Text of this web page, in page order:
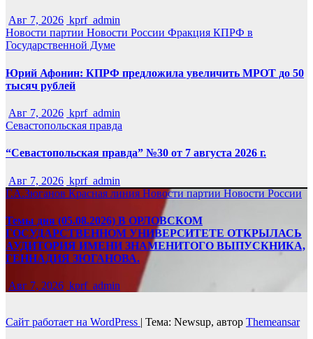
Авг 7, 2026 kprf_admin
Новости партии Новости России Фракция КПРФ в
Государственной Думе
Юрий Афонин: КПРФ предложила увеличить МРОТ до 50
тысяч рублей
Авг 7, 2026 kprf_admin
Севастопольская правда
“Севастопольская правда” №30 от 7 августа 2026 г.
Авг 7, 2026 kprf_admin
Г.А.Зюганов Красная линия Новости партии Новости России
Темы дня (05.08.2026) В ОРЛОВСКОМ
ГОСУДАРСТВЕННОМ УНИВЕРСИТЕТЕ ОТКРЫЛАСЬ
АУДИТОРИЯ ИМЕНИ ЗНАМЕНИТОГО ВЫПУСКНИКА,
ГЕННАДИЯ ЗЮГАНОВА.
Авг 7, 2026 kprf_admin
Сайт работает на WordPress | Тема: Newsup, автор Themeansar